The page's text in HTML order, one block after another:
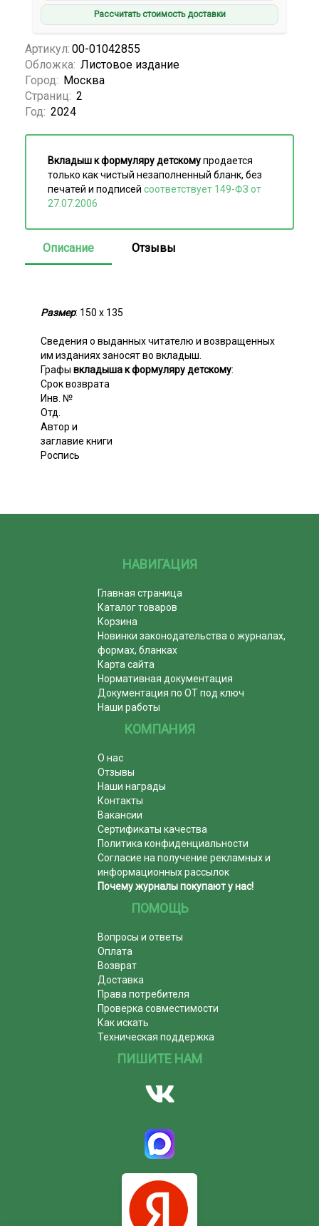
Рассчитать стоимость доставки
Артикул: 00-01042855
Обложка: Листовое издание
Город: Москва
Страниц: 2
Год: 2024
Вкладыш к формуляру детскомупродается
только как чистый незаполненный бланк, без
печатей и подписей соответствует 149-ФЗ от
27.07.2006
Описание Отзывы
Размер: 150 х 135
Сведения о выданных читателю и возвращенных
им изданиях заносят во вкладыш.
Графы вкладыша к формуляру детскому:
Срок возврата
Инв. №
Отд.
Автор и
заглавие книги
Роспись
НАВИГАЦИЯ
Главная страница
Каталог товаров
Корзина
Новинки законодательства о журналах,
формах, бланках
Карта сайта
Нормативная документация
Документация по ОТ под ключ
Наши работы
КОМПАНИЯ
О нас
Отзывы
Наши награды
Контакты
Вакансии
Сертификаты качества
Политика конфиденциальности
Согласие на получение рекламных и
информационных рассылок
Почему журналы покупают у нас!
ПОМОЩЬ
Вопросы и ответы
Оплата
Возврат
Доставка
Права потребителя
Проверка совместимости
Как искать
Техническая поддержка
ПИШИТЕ НАМ